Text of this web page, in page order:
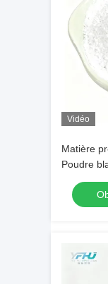
Vidéo
Matière
Poudre